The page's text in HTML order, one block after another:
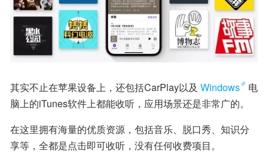
其实不止在苹果设备上，还包括CarPlay以及 Windows
电
脑上的iTunes软件上都能收听，应用场景还是非常广的。
在这里拥有海量的优质资源，包括音乐、脱口秀、知识分
享等，全都是点击即可收听，没有任何收费项目。